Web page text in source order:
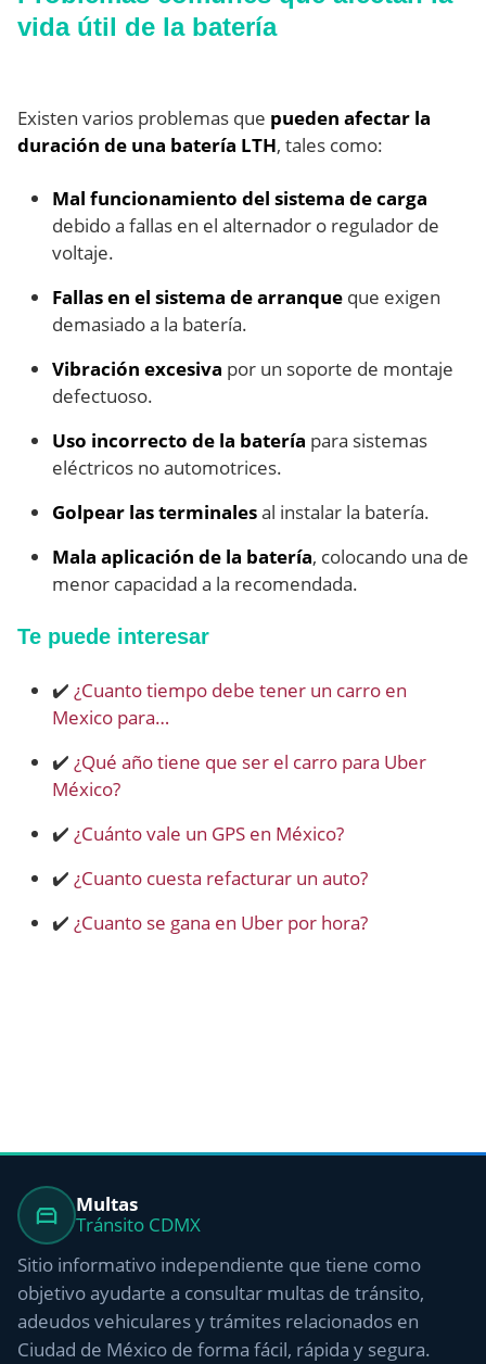
vida útil de la batería
Existen varios problemas que pueden afectar la
duración de una batería LTH, tales como:
Mal funcionamiento del sistema de carga
debido a fallas en el alternador o regulador de
voltaje.
Fallas en el sistema de arranque que exigen
demasiado a la batería.
Vibración excesiva por un soporte de montaje
defectuoso.
Uso incorrecto de la batería para sistemas
eléctricos no automotrices.
Golpear las terminalesal instalar la batería.
Mala aplicación de la batería, colocando una de
menor capacidad a la recomendada.
Te puede interesar
✔️ ¿Cuanto tiempo debe tener un carro en
Mexico para…
✔️ ¿Qué año tiene que ser el carro para Uber
México?
✔️ ¿Cuánto vale un GPS en México?
✔️ ¿Cuanto cuesta refacturar un auto?
✔️ ¿Cuanto se gana en Uber por hora?
Multas
Tránsito CDMX
Sitio informativo independiente que tiene como
objetivo ayudarte a consultar multas de tránsito,
adeudos vehiculares y trámites relacionados en
Ciudad de México de forma fácil, rápida y segura.